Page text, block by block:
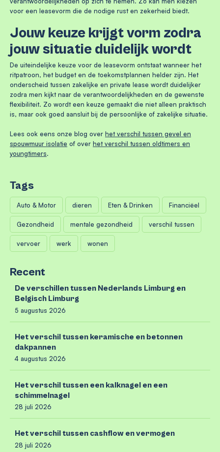
voor een leasevorm die de nodige rust en zekerheid biedt.
Jouw keuze krijgt vorm zodra
jouw situatie duidelijk wordt
De uiteindelijke keuze voor de leasevorm ontstaat wanneer het
ritpatroon, het budget en de toekomstplannen helder zijn. Het
onderscheid tussen zakelijke en private lease wordt duidelijker
zodra men kijkt naar de verantwoordelijkheden en de gewenste
flexibiliteit. Zo wordt een keuze gemaakt die niet alleen praktisch
is, maar ook goed aansluit bij de persoonlijke of zakelijke situatie.
Lees ook eens onze blog over het verschil tussen gevel en
spouwmuur isolatie of over het verschil tussen oldtimers en
youngtimers.
Tags
Auto & Motor dieren Eten & Drinken Financiëel
Gezondheid mentale gezondheid verschil tussen
vervoer werk wonen
Recent
De verschillen tussen Nederlands Limburg en
Belgisch Limburg
5 augustus 2026
Het verschil tussen keramische en betonnen
dakpannen
4 augustus 2026
Het verschil tussen een kalknagel en een
schimmelnagel
28 juli 2026
Het verschil tussen cashflow en vermogen
28 juli 2026